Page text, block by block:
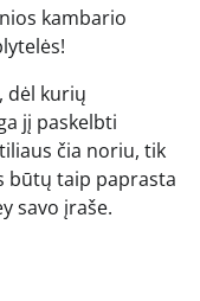
kambario
dėl kurių
jį paskelbti
čia noriu, tik
būtų taip paprasta
savo įraše.